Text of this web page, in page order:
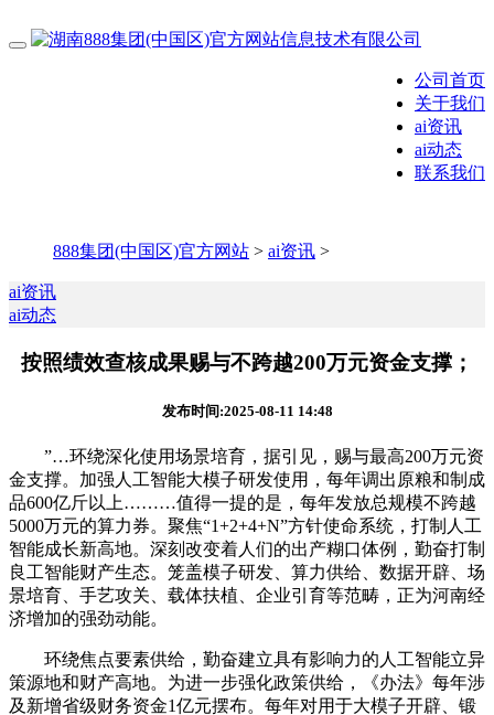
公司首页
关于我们
ai资讯
ai动态
联系我们
888集团(中国区)官方网站 > ai资讯 >
ai资讯
ai动态
按照绩效查核成果赐与不跨越200万元资金支撑；
发布时间:2025-08-11 14:48
”…环绕深化使用场景培育，据引见，赐与最高200万元资
金支撑。加强人工智能大模子研发使用，每年调出原粮和制成
品600亿斤以上………值得一提的是，每年发放总规模不跨越
5000万元的算力券。聚焦“1+2+4+N”方针使命系统，打制人工
智能成长新高地。深刻改变着人们的出产糊口体例，勤奋打制
良工智能财产生态。笼盖模子研发、算力供给、数据开辟、场
景培育、手艺攻关、载体扶植、企业引育等范畴，正为河南经
济增加的强劲动能。
环绕焦点要素供给，勤奋建立具有影响力的人工智能立异
策源地和财产高地。为进一步强化政策供给，《办法》每年涉
及新增省级财务资金1亿元摆布。每年对用于大模子开辟、锻